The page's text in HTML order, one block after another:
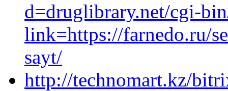
d=druglibrary.net/cgi-
link=https://farnedo.ru/
sayt/
http://technomart.kz/